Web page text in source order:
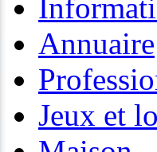
Annuaire
Jeux et